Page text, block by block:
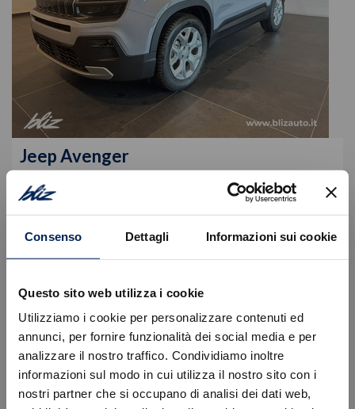
Consenso Dettagli Informazioni sui cookie
Questo sito web utilizza i cookie
Utilizziamo i cookie per personalizzare contenuti ed
annunci, per fornire funzionalità dei social media e per
analizzare il nostro traffico. Condividiamo inoltre
informazioni sul modo in cui utilizza il nostro sito con i
nostri partner che si occupano di analisi dei dati web,
JeepAvenger
€
Tipologia
Nuovo